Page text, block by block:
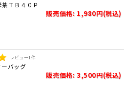
ＴＢ４０Ｐ
販売価格: 1,980円(税込)
レビュー1件
バッグ
販売価格: 3,500円(税込)